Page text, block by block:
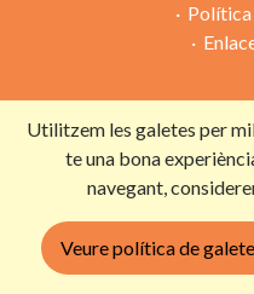
Utilitzem les galetes per
te una bona
navegant,
Veure política de
Con la